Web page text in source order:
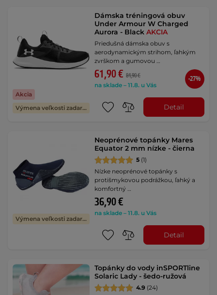
Akcia
Výmena veľkosti zadarmo
Dámska tréningová obuv
Under Armour W Charged
Aurora - BlackAKCIA
Priedušná dámska obuv s
aerodynamickým strihom, ľahkým
zvrškom a gumovou …
61,90 € 84,90 €
na sklade – 11.8. u Vás
-27%
Detail
Výmena veľkosti zadarmo
Neoprénové topánky Mares
Equator 2 mm nízke - čierna
5 (1)
Nízke neoprénové topánky s
protišmykovou podrážkou, ľahký a
komfortný …
36,90 €
na sklade – 11.8. u Vás
Detail
Topánky do vody inSPORTline
Solaric Lady - šedo-ružová
4.9 (24)